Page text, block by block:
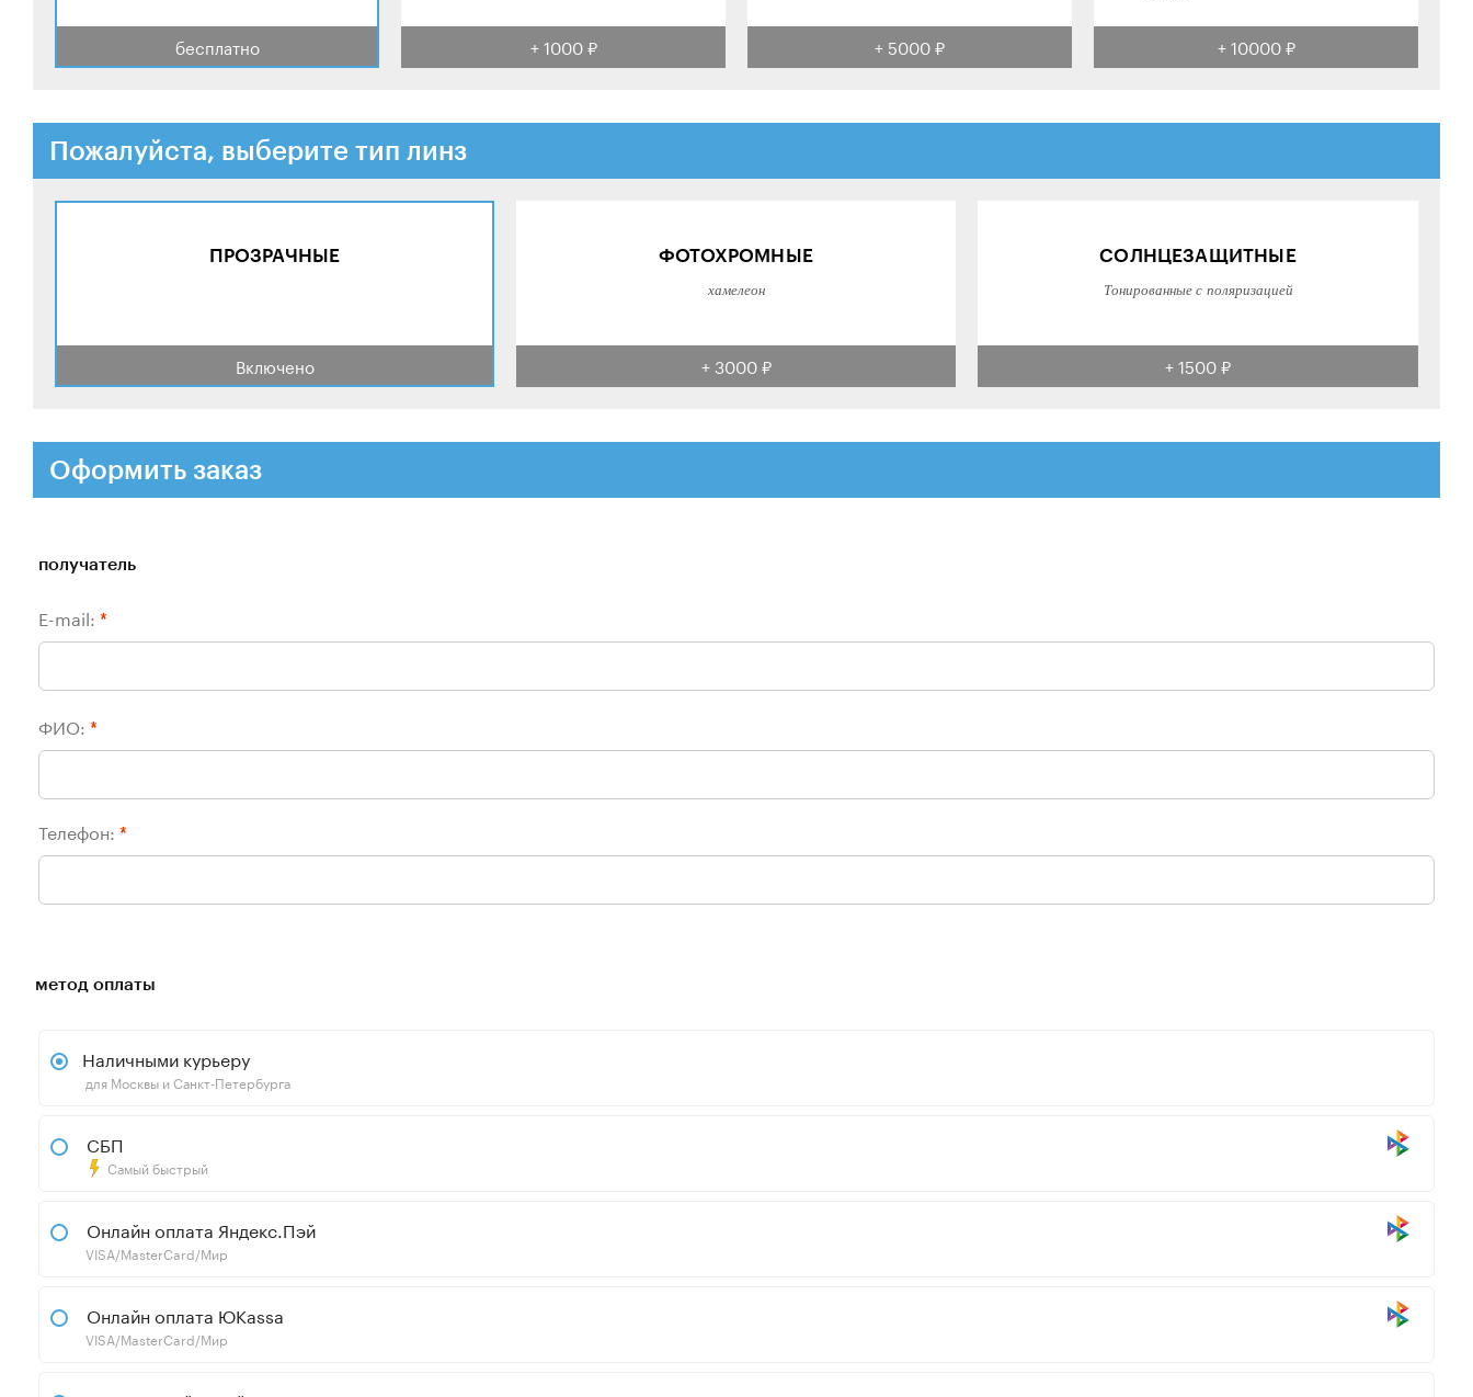
бесплатно + 1000 ₽ + 5000 ₽ + 10000 ₽
Пожалуйста, выберите тип линз
ПРОЗРАЧНЫЕ
Включено
ФОТОХРОМНЫЕ
хамелеон
+ 3000 ₽
СОЛНЦЕЗАЩИТНЫЕ
Тонированные с поляризацией
+ 1500 ₽
Оформить заказ
получатель
E-mail: *
ФИО: *
Телефон: *
метод оплаты
Наличными курьеру
для Москвы и Санкт-Петербурга
СБП
Самый быстрый
Онлайн оплата Яндекс.Пэй
VISA/MasterCard/Мир
Онлайн оплата ЮKassa
VISA/MasterCard/Мир